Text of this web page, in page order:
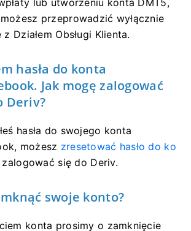
lub utworzeniu konta DMT5,
przeprowadzić wyłącznie
Działem Obsługi Klienta.
hasła do konta
Jak mogę zalogować
Deriv?
hasła do swojego konta
możesz zresetować hasło do ko
zalogować się do Deriv.
swoje konto?
konta prosimy o zamknięcie